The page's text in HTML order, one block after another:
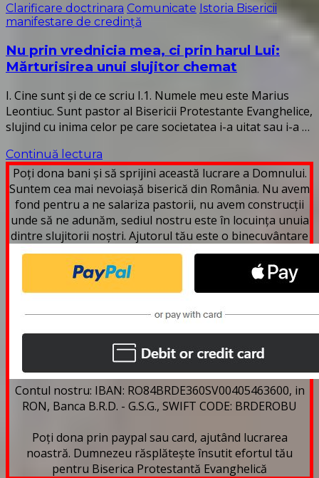
Clarificare doctrinara Comunicate Istoria Bisericii
manifestare de credință
Nu prin vrednicia mea, ci prin harul Lui:
Mărturisirea unui slujitor chemat
I. Cine sunt și de ce scriu I.1. Numele meu este Marius
Leontiuc. Sunt pastor al Bisericii Protestante Evanghelice,
slujind cu inima celor pe care societatea i-a uitat sau i-a …
Continuă lectura
Poți dona bani și să sprijini această lucrare a Domnului.
Suntem cea mai nevoiașă biserică din România. Nu avem
fond pentru a ne salariza pastorii, nu avem construcții
unde să ne adunăm, sediul nostru este în locuința unuia
dintre slujitorii noștri. Ajutorul tău este o binecuvântare
Contul nostru: IBAN: RO84BRDE360SV00405463600, in
RON, Banca B.R.D. - G.S.G., SWIFT CODE: BRDEROBU
Poți dona prin paypal sau card, ajutând lucrarea
noastră. Dumnezeu răsplătește însutit efortul tău
pentru Biserica Protestantă Evanghelică